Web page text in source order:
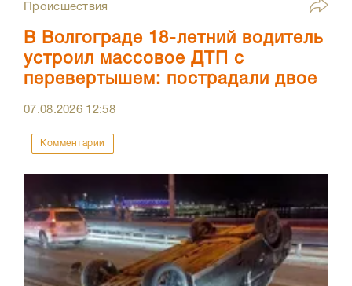
Происшествия
В Волгограде 18-летний водитель
устроил массовое ДТП с
перевертышем: пострадали двое
07.08.2026 12:58
Комментарии